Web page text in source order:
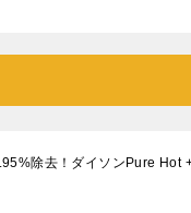
除去！ダイソンPure Hot